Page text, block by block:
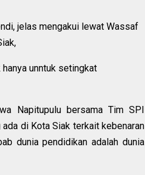
jelas mengakui lewat Wassaf
unntuk setingkat
Napitupulu bersama Tim SPI
di Kota Siak terkait kebenaran
dunia pendidikan adalah dunia